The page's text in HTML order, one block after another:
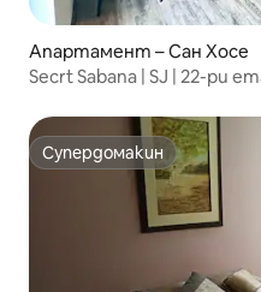
Апартамент – Сан Хосе
Secrt Sabana | SJ | 22-ри
Супердомакин
Супердомакин